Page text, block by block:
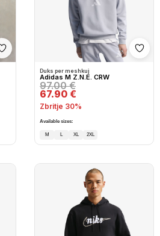
Shto në wishlist
Duks per meshkuj
Adidas M Z.N.E. CRW
97.00 €
67.90 €
Zbritje 30%
Available sizes:
M L XL 2XL